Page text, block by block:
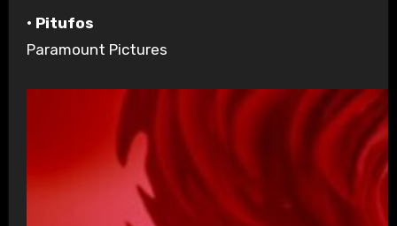
• Pitufos
Paramount Pictures